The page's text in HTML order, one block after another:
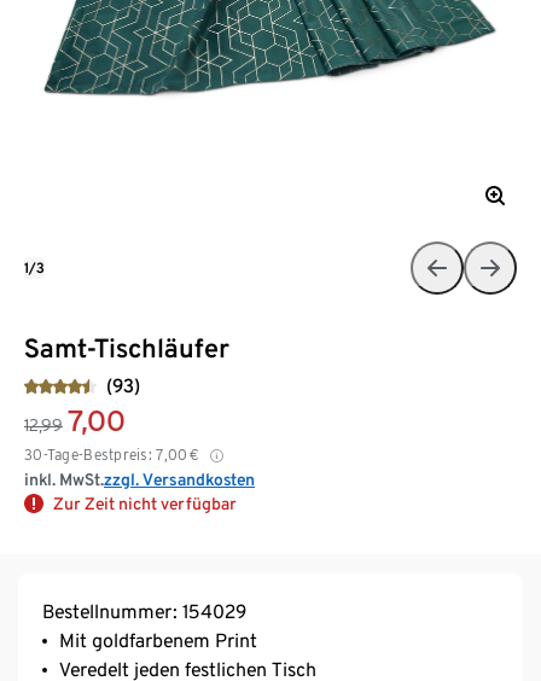
Samt-Tischläufer
(93)
12,99 7,00
30-Tage-Bestpreis: 7,00 €
inkl. MwSt.zzgl. Versandkosten
Zur Zeit nicht verfügbar
1/3
Bestellnummer: 154029
Mit goldfarbenem Print
Veredelt jeden festlichen Tisch